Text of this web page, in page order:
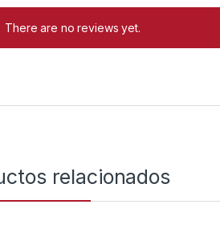
There are no reviews yet.
relacionados